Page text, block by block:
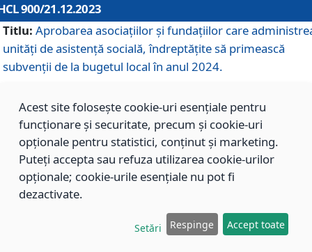
900/21.12.2023
Titlu: Aprobarea asociațiilor şi fundațiilor care
unități de asistenţă socială, îndreptăţite să primească
subvenţii de la bugetul local în anul 2024.
899/21.12.2023
Aprobarea standardelor de cost pentru serviciile
sociale furnizate în cadrul Direcției de Asistență Socială
Brașov, pentru anul 2024.
Modificarea Anexei la H.C.L. nr. 91 din 09.02.2018,
Acest site folosește cookie-uri esențiale pentru
funcționare și securitate, precum și cookie-uri
opționale pentru statistici, conținut și marketing.
Puteți accepta sau refuza utilizarea cookie-urilor
opționale; cookie-urile esențiale nu pot fi
dezactivate.
Setări Respinge Accept toate